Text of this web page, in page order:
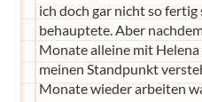
ich doch gar nicht so fertig
behauptete. Aber
Monate alleine mit
meinen Standpunkt
Monate wieder arbeiten